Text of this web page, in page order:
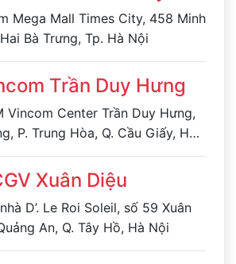
Mega Mall Times City, 458 Minh
Bà Trưng, Tp. Hà Nội
Trần Duy Hưng
Vincom Center Trần Duy Hưng,
P. Trung Hòa, Q. Cầu Giấy, Hà
Nội
Xuân Diệu
D’. Le Roi Soleil, số 59 Xuân
An, Q. Tây Hồ, Hà Nội